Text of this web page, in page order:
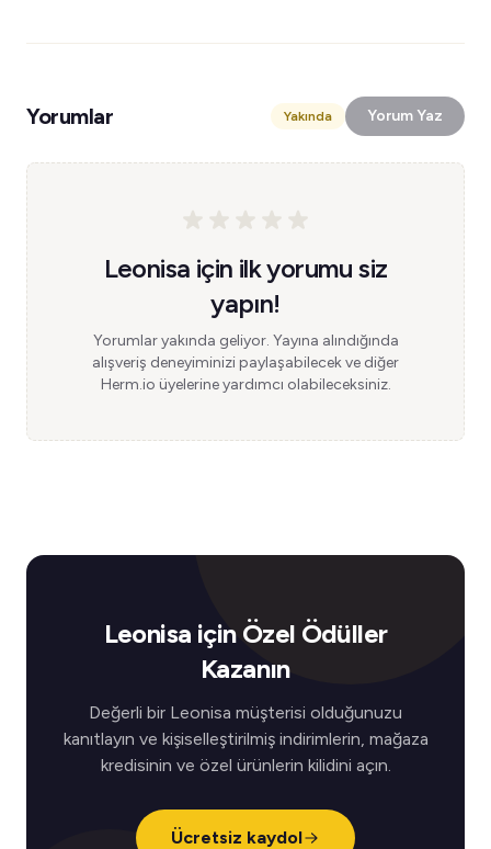
Yorumlar Yakında Yorum Yaz
Leonisa için ilk yorumu siz
yapın!
Yorumlar yakında geliyor. Yayına alındığında
alışveriş deneyiminizi paylaşabilecek ve diğer
Herm.io üyelerine yardımcı olabileceksiniz.
Leonisa için Özel Ödüller
Kazanın
Değerli bir Leonisa müşterisi olduğunuzu
kanıtlayın ve kişiselleştirilmiş indirimlerin, mağaza
kredisinin ve özel ürünlerin kilidini açın.
Ücretsiz kaydol